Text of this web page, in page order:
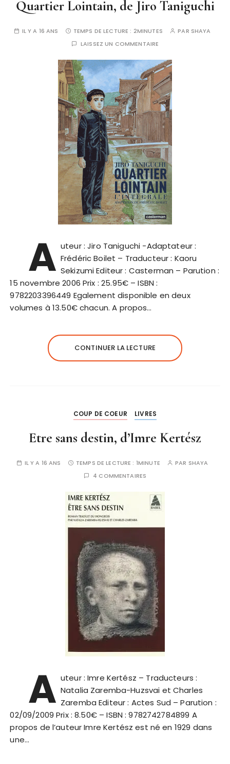
Quartier Lointain, de Jiro Taniguchi
IL Y A 16 ANS TEMPS DE LECTURE : 2MINUTES PAR SHAYA
LAISSEZ UN COMMENTAIRE
A uteur : Jiro Taniguchi -Adaptateur :
Frédéric Boilet – Traducteur : Kaoru
Sekizumi Editeur : Casterman – Parution :
15 novembre 2006 Prix : 25.95€ – ISBN :
9782203396449 Egalement disponible en deux
volumes à 13.50€ chacun. A propos…
CONTINUER LA LECTURE
COUP DE COEUR LIVRES
Etre sans destin, d’Imre Kertész
IL Y A 16 ANS TEMPS DE LECTURE : 1MINUTE PAR SHAYA
4 COMMENTAIRES
A uteur : Imre Kertész – Traducteurs :
Natalia Zaremba-Huzsvai et Charles
Zaremba Editeur : Actes Sud – Parution :
02/09/2009 Prix : 8.50€ – ISBN : 9782742784899 A
propos de l’auteur Imre Kertész est né en 1929 dans
une…